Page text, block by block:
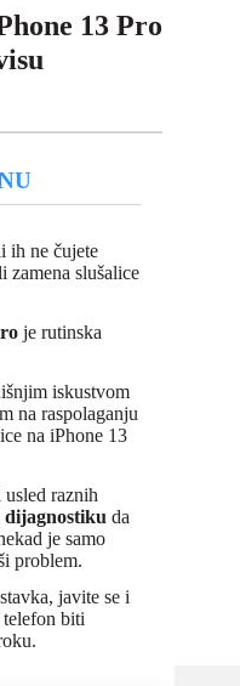
13 Pro
ih ne čujete
zamena slušalice
je rutinska
iskustvom
na raspolaganju
na iPhone 13
raznih
dijagnostiku da
je samo
problem.
javite se i
telefon biti